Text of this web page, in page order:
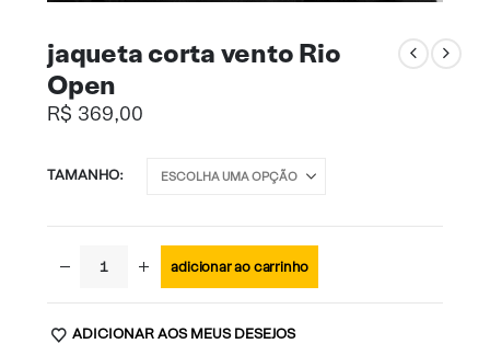
jaqueta corta vento Rio
Open
R$ 369,00
TAMANHO
adicionar ao carrinho
ADICIONAR AOS MEUS DESEJOS